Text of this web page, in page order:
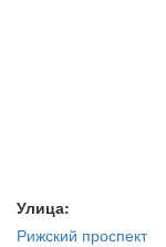
Улица:
Рижский проспект